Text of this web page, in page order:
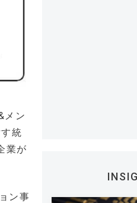
メン
統
業が
ン事